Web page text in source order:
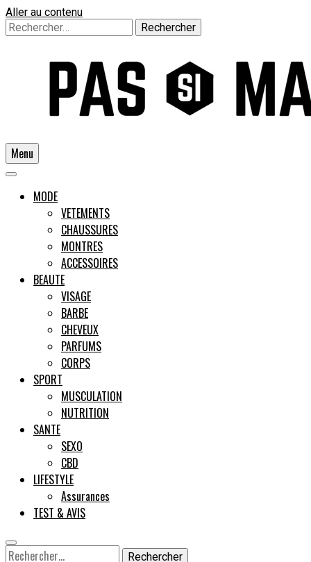
Aller au contenu
Rechercher :
Pas si
Male
Un guide pour l'homme moderne
Menu
MODE
VETEMENTS
CHAUSSURES
MONTRES
ACCESSOIRES
BEAUTE
VISAGE
BARBE
CHEVEUX
PARFUMS
CORPS
SPORT
MUSCULATION
NUTRITION
SANTE
SEXO
CBD
LIFESTYLE
Assurances
TEST & AVIS
Rechercher :